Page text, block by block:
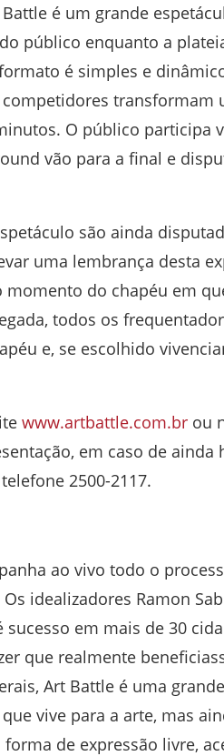
é um grande
público enquanto a
é simples e
transformam
O público participa
vão para a final e
são ainda
uma lembrança desta
do chapéu em
todos os
e, se escolhido
www.artbattle.com.br ou
em caso de ainda
2500-2117.
ao vivo todo o
idealizadores Ramon
em mais de 30
que realmente
Art Battle é uma
vive para a arte, mas
de expressão livre,